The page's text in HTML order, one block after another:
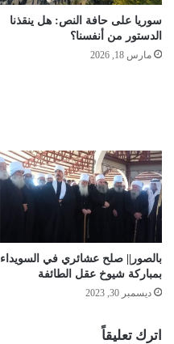
سوريا على حافة النص: هل ينقذنا
الدستور من أنفسنا؟
مارس 18, 2026
بالصور|| صلح عشائري في السويداء
بمباركة شيوخ عقل الطائفة
ديسمبر 30, 2023
اترك تعليقاً